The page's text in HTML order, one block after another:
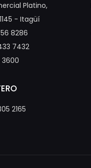
Platino,
- Itagüí
8286
7432
2165